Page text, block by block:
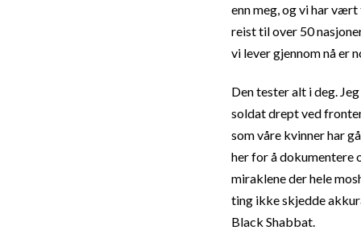
enn meg, og vi har
reist til over 50
vi lever gjennom nå er
Den tester alt i deg.
soldat drept ved
som våre kvinner har
her for å dokumentere
miraklene der hele
ting ikke skjedde
Black Shabbat.